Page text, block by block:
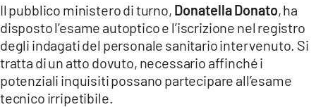
Il pubblico ministero di turno, Donatella Donato, ha
disposto l’esame autoptico e l’iscrizione nel registro
degli indagati del personale sanitario intervenuto. Si
tratta di un atto dovuto, necessario affinché i
potenziali inquisiti possano partecipare all’esame
tecnico irripetibile.